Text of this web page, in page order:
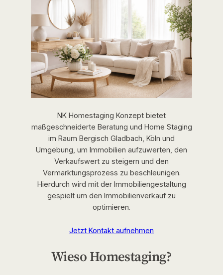
NK Homestaging Konzept bietet
maßgeschneiderte Beratung und Home Staging
im Raum Bergisch Gladbach, Köln und
Umgebung, um Immobilien aufzuwerten, den
Verkaufswert zu steigern und den
Vermarktungsprozess zu beschleunigen.
Hierdurch wird mit der Immobiliengestaltung
gespielt um den Immobilienverkauf zu
optimieren.
Jetzt Kontakt aufnehmen
Wieso Homestaging?